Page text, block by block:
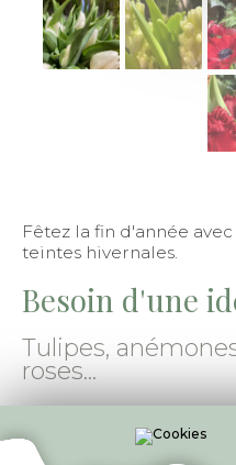
Fêtez la fin d'année
teintes hivernales.
Besoin d'une
Tulipes,
roses...
En cette période festive
Fleuriste
, vous
compositions florales